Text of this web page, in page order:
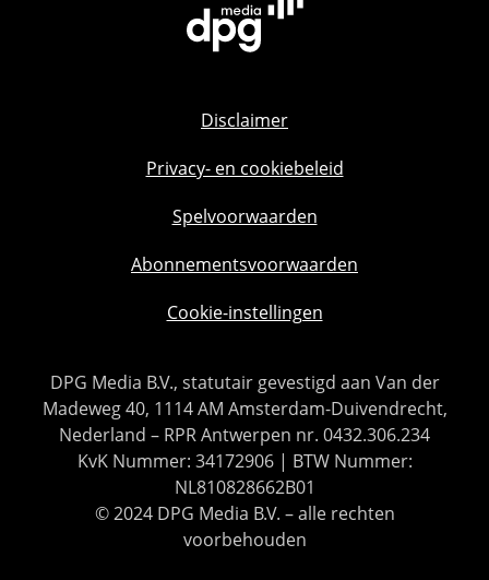
Disclaimer
Privacy- en cookiebeleid
Spelvoorwaarden
Abonnementsvoorwaarden
Cookie-instellingen
DPG Media B.V., statutair gevestigd aan Van der
Madeweg 40, 1114 AM Amsterdam-Duivendrecht,
Nederland – RPR Antwerpen nr. 0432.306.234
KvK Nummer: 34172906 | BTW Nummer:
NL810828662B01
© 2024 DPG Media B.V. – alle rechten
voorbehouden